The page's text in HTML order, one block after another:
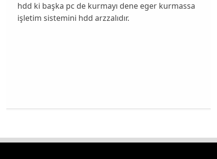
hdd ki başka pc de kurmayı dene eger kurmassa
işletim sistemini hdd arzzalıdır.